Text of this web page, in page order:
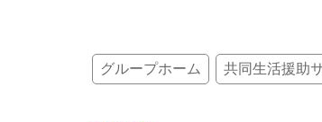
グループホーム 共同生活援助